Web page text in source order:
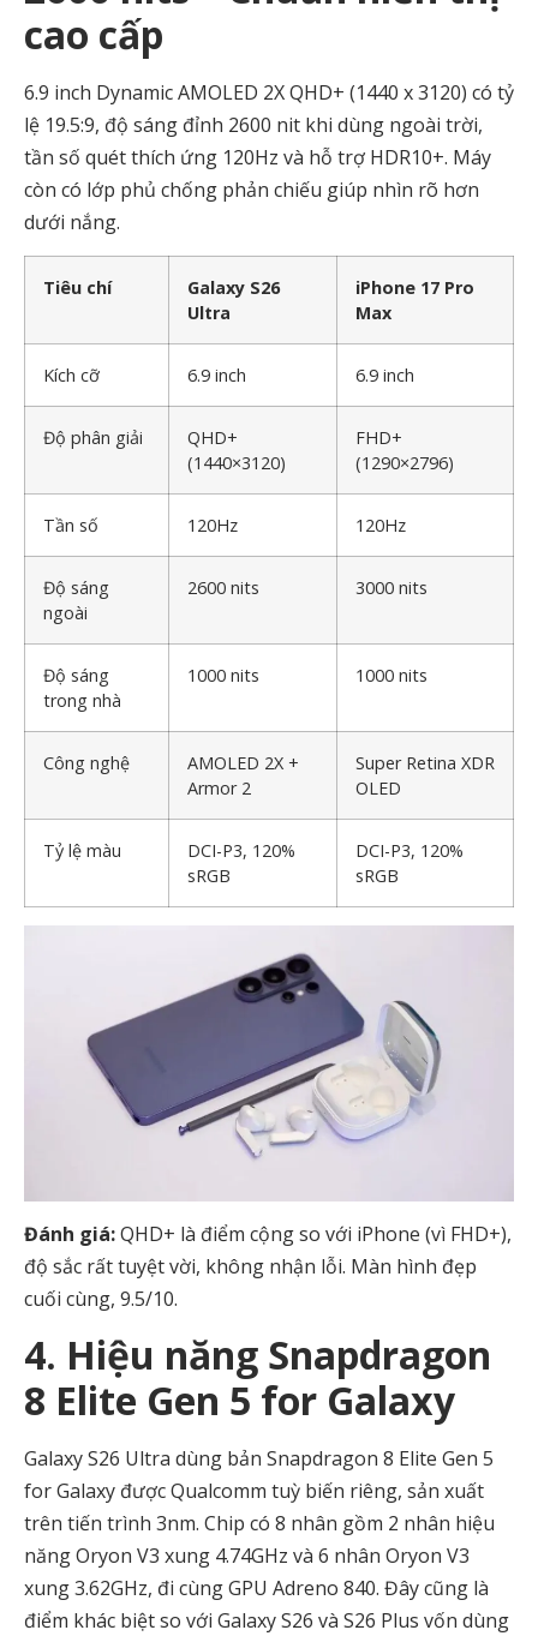
cao cấp
6.9 inch Dynamic AMOLED 2X QHD+ (1440 x 3120) có tỷ
lệ 19.5:9, độ sáng đỉnh 2600 nit khi dùng ngoài trời,
tần số quét thích ứng 120Hz và hỗ trợ HDR10+. Máy
còn có lớp phủ chống phản chiếu giúp nhìn rõ hơn
dưới nắng.
Tiêu chí
Galaxy S26
Ultra
iPhone 17 Pro
Max
Kích cỡ 6.9 inch 6.9 inch
Độ phân giải
QHD+
(1440×3120)
FHD+
(1290×2796)
Tần số 120Hz 120Hz
Độ sáng
ngoài
2600 nits 3000 nits
Độ sáng
trong nhà
1000 nits 1000 nits
Công nghệ
AMOLED 2X +
Armor 2
Super Retina XDR
OLED
Tỷ lệ màu
DCI-P3, 120%
sRGB
DCI-P3, 120%
sRGB
Đánh giá:QHD+ là điểm cộng so với iPhone (vì FHD+),
độ sắc rất tuyệt vời, không nhận lỗi. Màn hình đẹp
cuối cùng, 9.5/10.
4. Hiệu năng Snapdragon
8 Elite Gen 5 for Galaxy
Galaxy S26 Ultra dùng bản Snapdragon 8 Elite Gen 5
for Galaxy được Qualcomm tuỳ biến riêng, sản xuất
trên tiến trình 3nm. Chip có 8 nhân gồm 2 nhân hiệu
năng Oryon V3 xung 4.74GHz và 6 nhân Oryon V3
xung 3.62GHz, đi cùng GPU Adreno 840. Đây cũng là
điểm khác biệt so với Galaxy S26 và S26 Plus vốn dùng